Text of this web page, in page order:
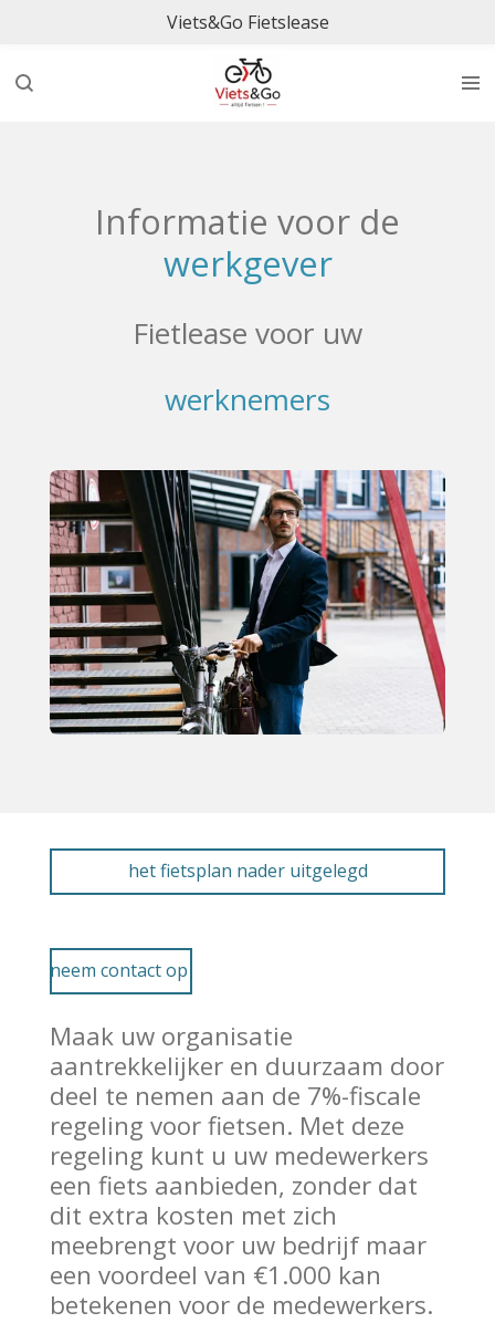
naar
Viets&Go Fietslease
Informatie voor de
werkgever
Fietlease voor uw
werknemers
het fietsplan nader uitgelegd
neem contact op
Maak uw organisatie
aantrekkelijker en duurzaam door
deel te nemen aan de 7%-fiscale
regeling voor fietsen. Met deze
regeling kunt u uw medewerkers
een fiets aanbieden, zonder dat
dit extra kosten met zich
meebrengt voor uw bedrijf maar
een voordeel van €1.000 kan
betekenen voor de medewerkers.